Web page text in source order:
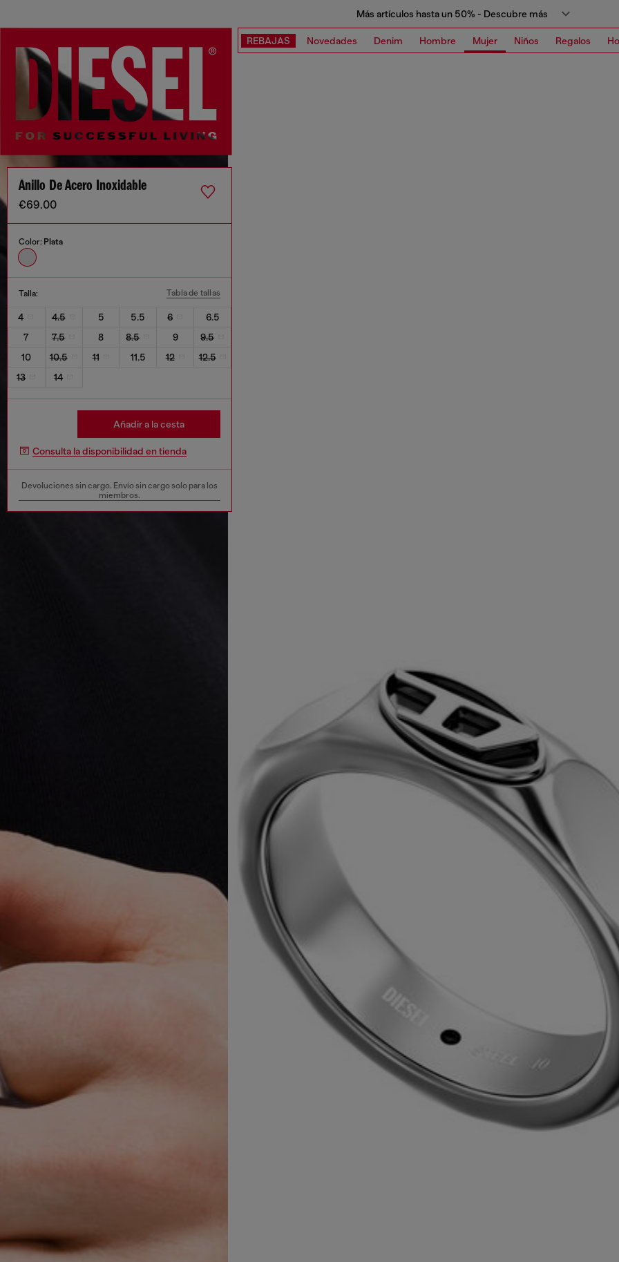
Más artículos hasta un 50% - Descubre más
REBAJAS Novedades Denim Hombre Mujer Niños Regalos
Anillo De Acero Inoxidable
€69.00
Color: Plata
Talla: Tabla de tallas
4 4.5 5 5.5 6
6.5
7
7.5 8 8.5 9
9.5
10
10.5 11 11.5 12
12.5
13
14
Añadir a la cesta
Consulta la disponibilidad en tienda
Devoluciones sin cargo. Envío sin cargo solo para los
miembros.